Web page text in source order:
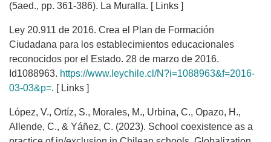
(5aed., pp. 361-386). La Muralla. [ Links ]
Ley 20.911 de 2016. Crea el Plan de Formación
Ciudadana para los establecimientos educacionales
reconocidos por el Estado. 28 de marzo de 2016.
Id1088963. https://www.leychile.cl/N?i=1088963&f=2016-
03-03&p=. [ Links ]
López, V., Ortíz, S., Morales, M., Urbina, C., Opazo, H.,
Allende, C., & Yáñez, C. (2023). School coexistence as a